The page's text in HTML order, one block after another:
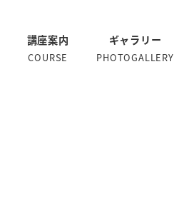
講座案内
COURSE
ギャラリー
PHOTOGALLERY